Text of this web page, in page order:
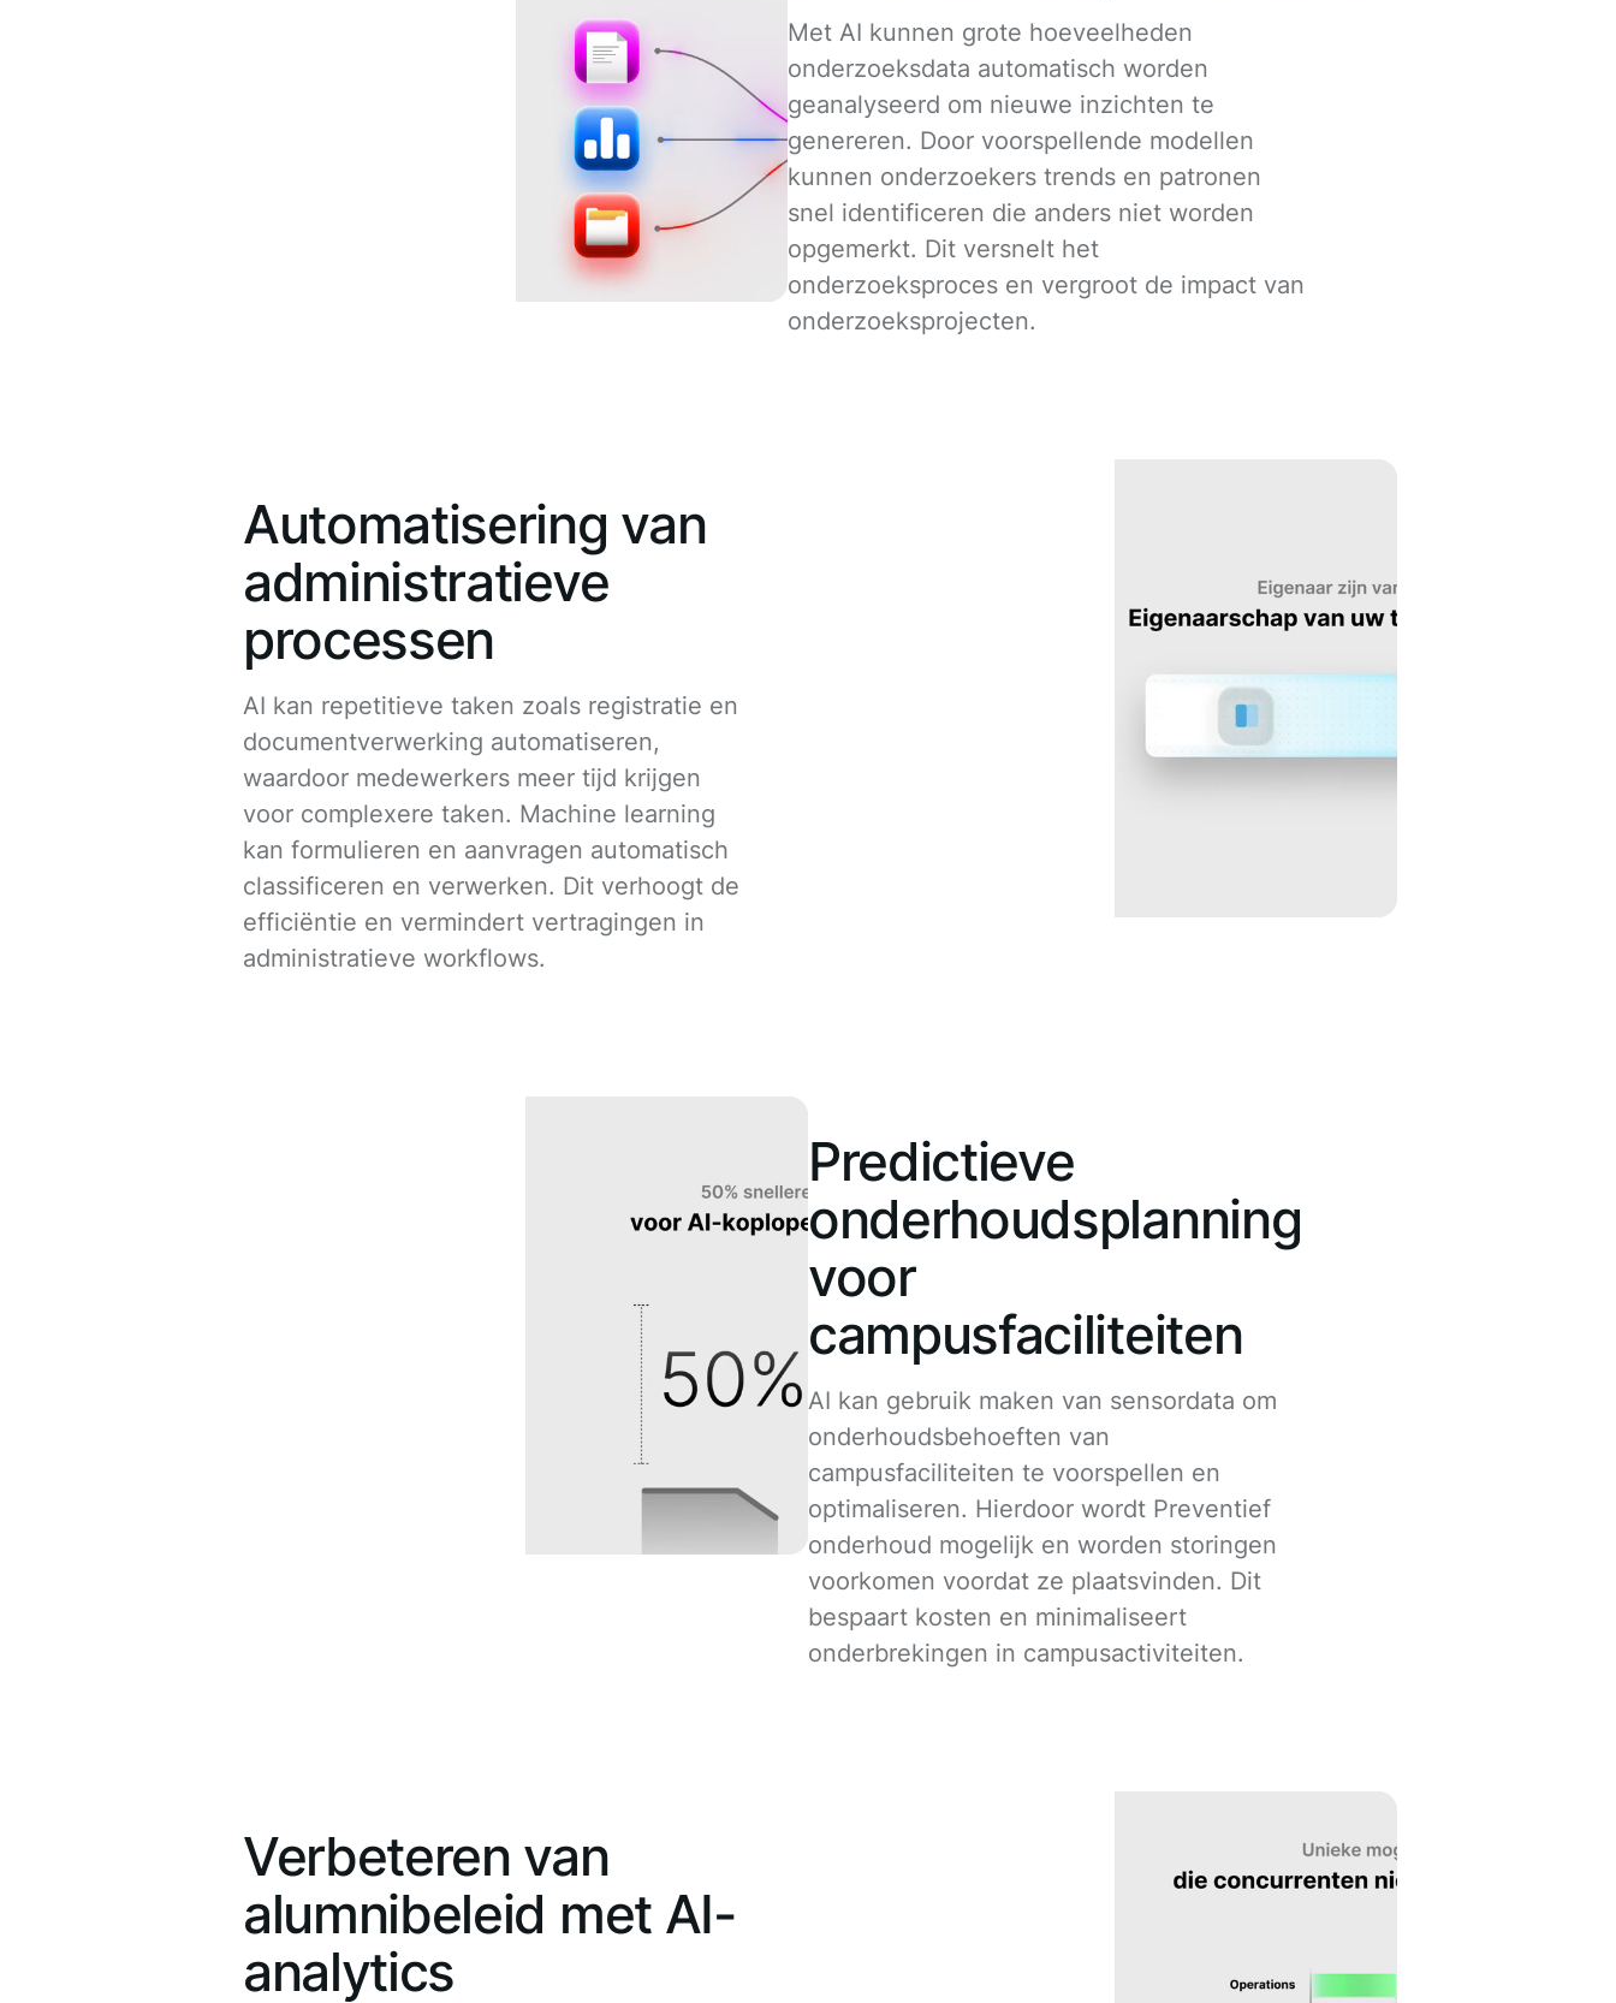
Met AI kunnen grote hoeveelheden
onderzoeksdata automatisch worden
geanalyseerd om nieuwe inzichten te
genereren. Door voorspellende modellen
kunnen onderzoekers trends en patronen
snel identificeren die anders niet worden
opgemerkt. Dit versnelt het
onderzoeksproces en vergroot de impact van
onderzoeksprojecten.
Automatisering van
administratieve
processen
AI kan repetitieve taken zoals registratie en
documentverwerking automatiseren,
waardoor medewerkers meer tijd krijgen
voor complexere taken. Machine learning
kan formulieren en aanvragen automatisch
classificeren en verwerken. Dit verhoogt de
efficiëntie en vermindert vertragingen in
administratieve workflows.
Predictieve
onderhoudsplanning
voor
campusfaciliteiten
AI kan gebruik maken van sensordata om
onderhoudsbehoeften van
campusfaciliteiten te voorspellen en
optimaliseren. Hierdoor wordt Preventief
onderhoud mogelijk en worden storingen
voorkomen voordat ze plaatsvinden. Dit
bespaart kosten en minimaliseert
onderbrekingen in campusactiviteiten.
Verbeteren van
alumnibeleid met AI-
analytics